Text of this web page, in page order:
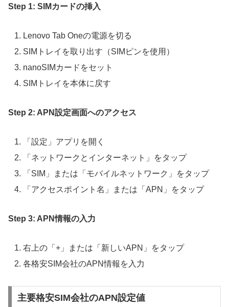
Step 1: SIMカードの挿入
Lenovo Tab Oneの電源を切る
SIMトレイを取り出す（SIMピンを使用）
nanoSIMカードをセット
SIMトレイを本体に戻す
Step 2: APN設定画面へのアクセス
「設定」アプリを開く
「ネットワークとインターネット」をタップ
「SIM」または「モバイルネットワーク」をタップ
「アクセスポイント名」または「APN」をタップ
Step 3: APN情報の入力
右上の「+」または「新しいAPN」をタップ
各格安SIM会社のAPN情報を入力
主要格安SIM会社のAPN設定値